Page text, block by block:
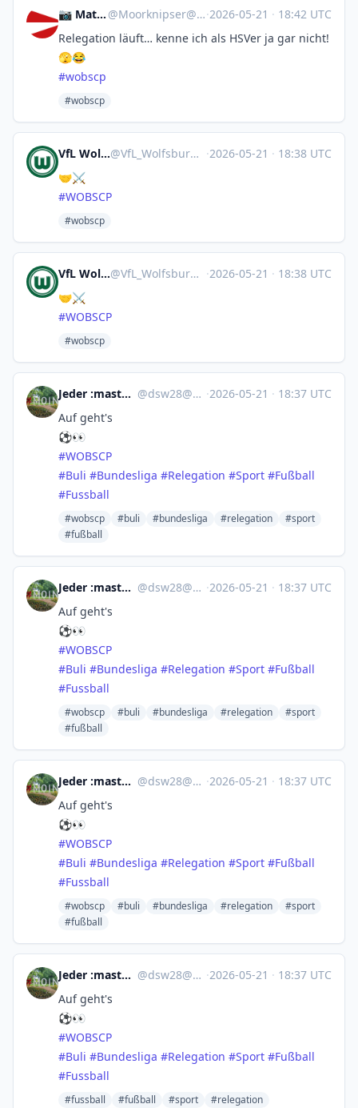
📷 Matthias ⚓️ @Moorknipser@norden.social ·2026-05-21 · 18:42 UTC
Relegation läuft… kenne ich als HSVer ja gar nicht!
🫣😂
#wobscp
#wobscp
VfL Wolfsburg 🤖@VfL_Wolfsburg@sportsbots.xyz ·2026-05-21 · 18:38 UTC
🤝⚔️
#WOBSCP
#wobscp
VfL Wolfsburg 🤖@VfL_Wolfsburg@sportsbots.xyz ·2026-05-21 · 18:38 UTC
🤝⚔️
#WOBSCP
#wobscp
Jeder :mastodon: :nonazis: @dsw28@norden.social ·2026-05-21 · 18:37 UTC
Auf geht's
⚽👀
#WOBSCP
#Buli #Bundesliga #Relegation #Sport #Fußball
#Fussball
#wobscp #buli #bundesliga #relegation
#sport
#fußball
Jeder :mastodon: :nonazis: @dsw28@norden.social ·2026-05-21 · 18:37 UTC
Auf geht's
⚽👀
#WOBSCP
#Buli #Bundesliga #Relegation #Sport #Fußball
#Fussball
#wobscp #buli #bundesliga #relegation
#sport
#fußball
Jeder :mastodon: :nonazis: @dsw28@norden.social ·2026-05-21 · 18:37 UTC
Auf geht's
⚽👀
#WOBSCP
#Buli #Bundesliga #Relegation #Sport #Fußball
#Fussball
#wobscp #buli #bundesliga #relegation
#sport
#fußball
Jeder :mastodon: :nonazis: @dsw28@norden.social ·2026-05-21 · 18:37 UTC
Auf geht's
⚽👀
#WOBSCP
#Buli #Bundesliga #Relegation #Sport #Fußball
#Fussball
#fussball #fußball #sport
#relegation